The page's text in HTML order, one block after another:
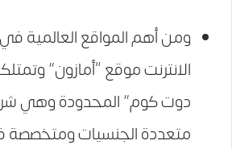
ومن أهم المواقع العالمية
الانترنت موقع “أمازون”
دوت كوم” المحدودة وهي
متعددة الجنسيات ومتخصصة